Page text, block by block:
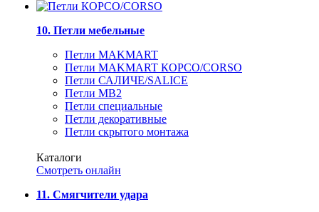
10. Петли мебельные
Петли MAKMART
Петли MAKMART КОРСО/CORSO
Петли САЛИЧЕ/SALICE
Петли MB2
Петли специальные
Петли декоративные
Петли скрытого монтажа
Каталоги
Смотреть онлайн
11. Смягчители удара